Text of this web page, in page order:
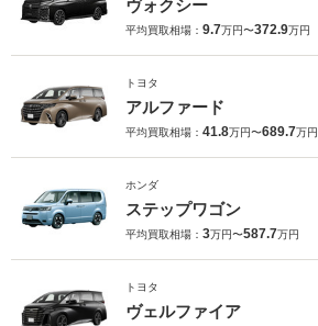
ヴォクシー
平均買取相場： 9.7万円〜372.9万円
トヨタ
アルファード
平均買取相場： 41.8万円〜689.7万円
ホンダ
ステップワゴン
平均買取相場： 3万円〜587.7万円
トヨタ
ヴェルファイア